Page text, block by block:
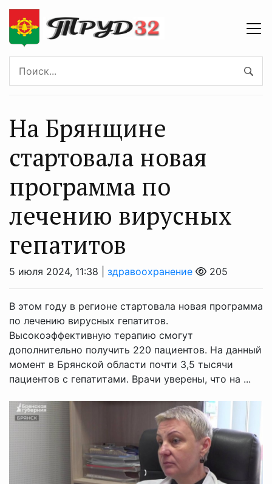
На Брянщине
стартовала новая
программа по
лечению вирусных
гепатитов
5 июля 2024, 11:38 | здравоохранение 205
В этом году в регионе стартовала новая программа
по лечению вирусных гепатитов.
Высокоэффективную терапию смогут
дополнительно получить 220 пациентов. На данный
момент в Брянской области почти 3,5 тысячи
пациентов с гепатитами. Врачи уверены, что на ...